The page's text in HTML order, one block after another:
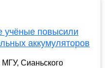
учёные повысили
аккумуляторов
Сианьского